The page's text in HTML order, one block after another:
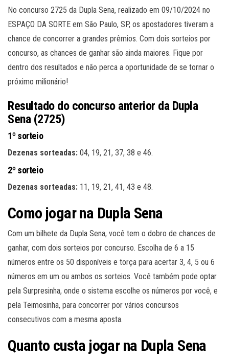
No concurso 2725 da Dupla Sena, realizado em 09/10/2024 no
ESPAÇO DA SORTE em São Paulo, SP, os apostadores tiveram a
chance de concorrer a grandes prêmios. Com dois sorteios por
concurso, as chances de ganhar são ainda maiores. Fique por
dentro dos resultados e não perca a oportunidade de se tornar o
próximo milionário!
Resultado do concurso anterior da Dupla
Sena (2725)
1º sorteio
Dezenas sorteadas: 04, 19, 21, 37, 38 e 46.
2º sorteio
Dezenas sorteadas: 11, 19, 21, 41, 43 e 48.
Como jogar na Dupla Sena
Com um bilhete da Dupla Sena, você tem o dobro de chances de
ganhar, com dois sorteios por concurso. Escolha de 6 a 15
números entre os 50 disponíveis e torça para acertar 3, 4, 5 ou 6
números em um ou ambos os sorteios. Você também pode optar
pela Surpresinha, onde o sistema escolhe os números por você, e
pela Teimosinha, para concorrer por vários concursos
consecutivos com a mesma aposta.
Quanto custa jogar na Dupla Sena